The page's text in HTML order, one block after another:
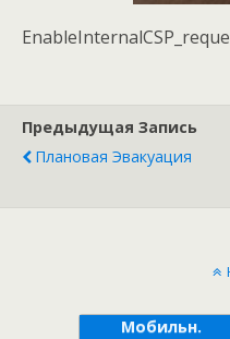
Предыдущая Запись
Плановая Эвакуация
Мобильн.